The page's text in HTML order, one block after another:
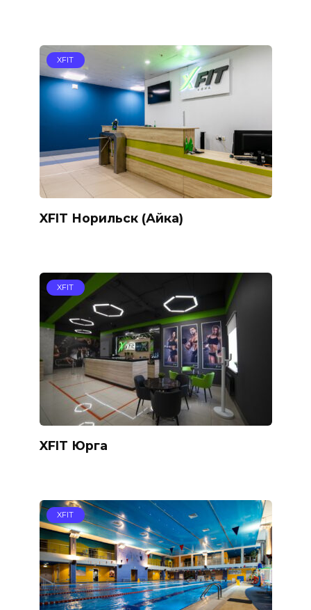
XFIT
XFIT Норильск (Айка)
XFIT
XFIT Юрга
XFIT